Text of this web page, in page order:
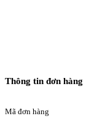
Thông tin đơn hàng
Mã đơn hàng